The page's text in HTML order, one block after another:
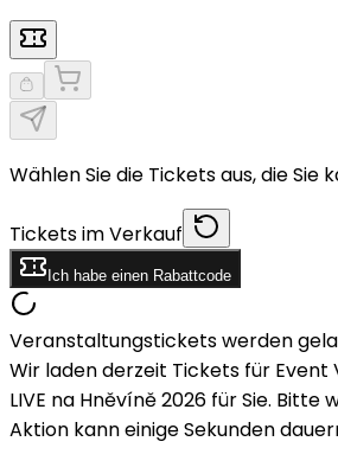
Wählen Sie die Tickets aus, die Sie
Tickets im Verkauf
Ich habe einen Rabattcode
Veranstaltungstickets werden
Wir laden derzeit Tickets für Event
LIVE na Hněvíně 2026 für Sie. Bitte
Aktion kann einige Sekunden